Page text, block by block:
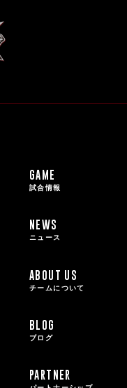
GAME
試合情報
NEWS
ニュース
ABOUT US
チームについて
BLOG
ブログ
PARTNER